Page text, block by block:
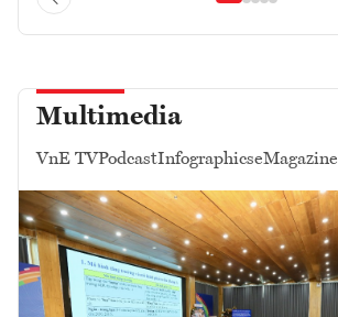
Multimedia
VnE TVPodcastInfographicseMagazine